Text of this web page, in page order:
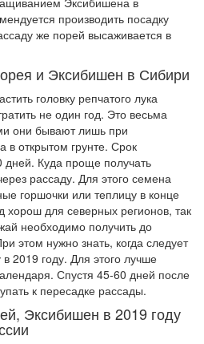
производить посадку
же порей высаживается в
и Эксибишен в Сибири
головку репчатого лука
не один год. Это весьма
они бывают лишь при
открытом грунте. Срок
дней. Куда проще получать
рассаду. Для этого семена
горшочки или теплицу в конце
для северных регионов, так
необходимо получить до
этом нужно знать, когда следует
2019 году. Для этого лучше
Спустя 45-60 дней после
к пересадке рассады.
Эксибишен в 2019 году